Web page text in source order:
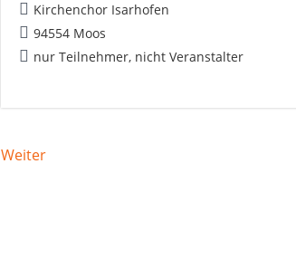
Kirchenchor Isarhofen
94554 Moos
nur Teilnehmer, nicht Veranstalter
Weiter